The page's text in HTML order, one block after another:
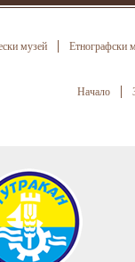
музей Етнографски
Начало